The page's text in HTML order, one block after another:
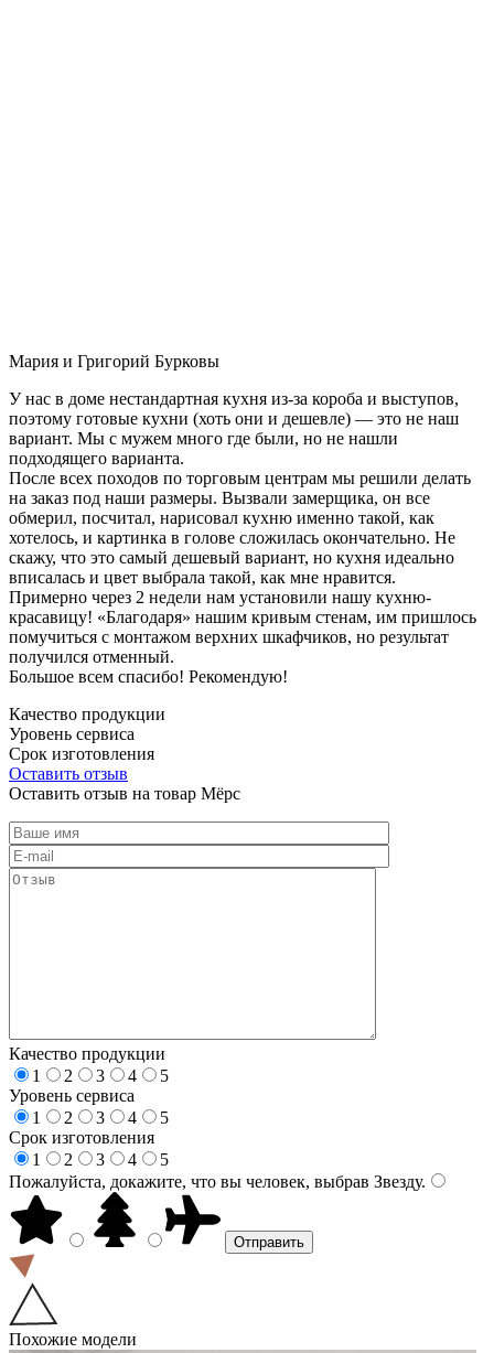
Мария и Григорий Бурковы
У нас в доме нестандартная кухня из-за короба и выступов,
поэтому готовые кухни (хоть они и дешевле) — это не наш
вариант. Мы с мужем много где были, но не нашли
подходящего варианта.
После всех походов по торговым центрам мы решили делать
на заказ под наши размеры. Вызвали замерщика, он все
обмерил, посчитал, нарисовал кухню именно такой, как
хотелось, и картинка в голове сложилась окончательно. Не
скажу, что это самый дешевый вариант, но кухня идеально
вписалась и цвет выбрала такой, как мне нравится.
Примерно через 2 недели нам установили нашу кухню-
красавицу! «Благодаря» нашим кривым стенам, им пришлось
помучиться с монтажом верхних шкафчиков, но результат
получился отменный.
Большое всем спасибо! Рекомендую!
Качество продукции
Уровень сервиса
Срок изготовления
Оставить отзыв
Оставить отзыв на товар Мёрс
Качество продукции
1
2 3 4
5
Уровень сервиса
1
2 3 4
5
Срок изготовления
1
2 3 4
5
Пожалуйста, докажите, что вы человек, выбрав Звезду.
Похожие модели